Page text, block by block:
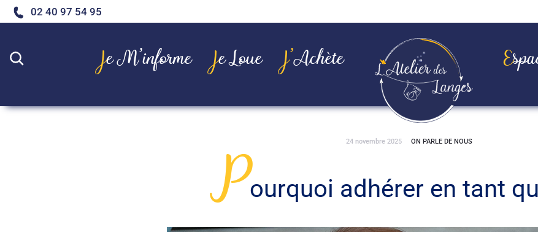
02 40 97 54 95
Je M’informe Je Loue J’achète
24 novembre 2025 ON PARLE DE NOUS
Pourquoi adhérer en tant